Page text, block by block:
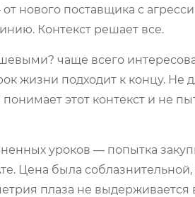
нового поставщика с
Контекст решает все.
чаще всего
жизни подходит к концу. Не
этот контекст и не
уроков — попытка
Цена была
плаза не